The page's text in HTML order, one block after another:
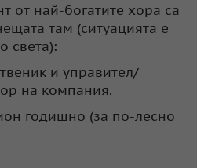
от най-богатите хора са
там (ситуацията е
света):
и управител/
на компания.
годишно (за по-лесно